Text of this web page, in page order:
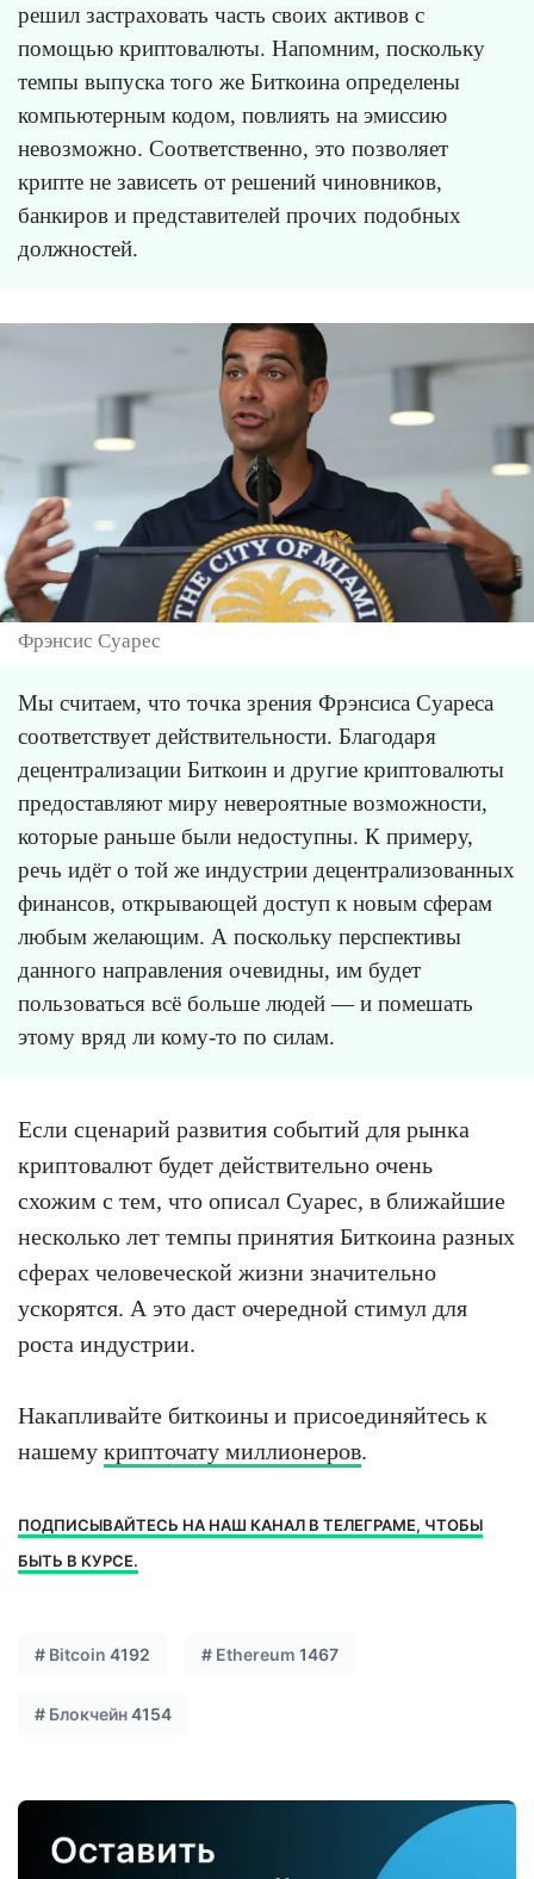
решил застраховать часть своих активов с
помощью криптовалюты. Напомним, поскольку
темпы выпуска того же Биткоина определены
компьютерным кодом, повлиять на эмиссию
невозможно. Соответственно, это позволяет
крипте не зависеть от решений чиновников,
банкиров и представителей прочих подобных
должностей.
Фрэнсис Суарес
Мы считаем, что точка зрения Фрэнсиса Суареса
соответствует действительности. Благодаря
децентрализации Биткоин и другие криптовалюты
предоставляют миру невероятные возможности,
которые раньше были недоступны. К примеру,
речь идёт о той же индустрии децентрализованных
финансов, открывающей доступ к новым сферам
любым желающим. А поскольку перспективы
данного направления очевидны, им будет
пользоваться всё больше людей — и помешать
этому вряд ли кому-то по силам.
Если сценарий развития событий для рынка
криптовалют будет действительно очень
схожим с тем, что описал Суарес, в ближайшие
несколько лет темпы принятия Биткоина разных
сферах человеческой жизни значительно
ускорятся. А это даст очередной стимул для
роста индустрии.
Накапливайте биткоины и присоединяйтесь к
нашему крипточату миллионеров.
ПОДПИСЫВАЙТЕСЬ НА НАШ КАНАЛ В ТЕЛЕГРАМЕ, ЧТОБЫ
БЫТЬ В КУРСЕ.
# Bitcoin 4192 # Ethereum 1467
# Блокчейн4154